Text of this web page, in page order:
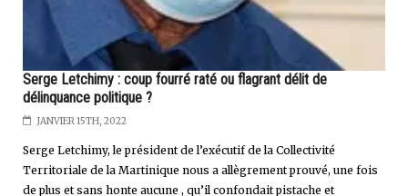
Serge Letchimy : coup fourré raté ou flagrant délit de
délinquance politique ?
JANVIER 15TH, 2022
Serge Letchimy, le président de l’exécutif de la Collectivité
Territoriale de la Martinique nous a allègrement prouvé, une fois
de plus et sans honte aucune , qu’il confondait pistache et